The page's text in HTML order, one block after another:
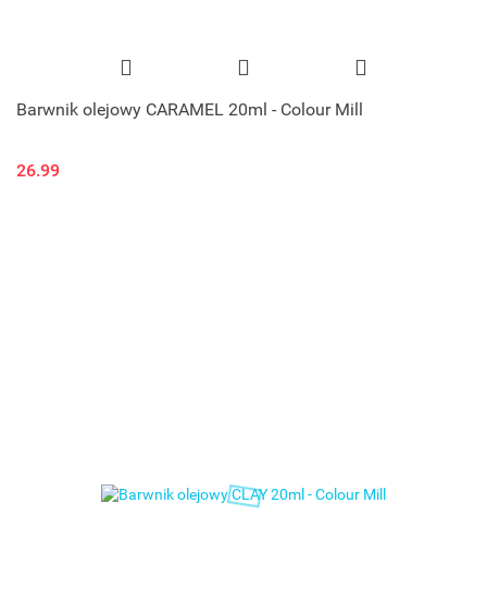
Barwnik olejowy CARAMEL 20ml - Colour Mill
26.99